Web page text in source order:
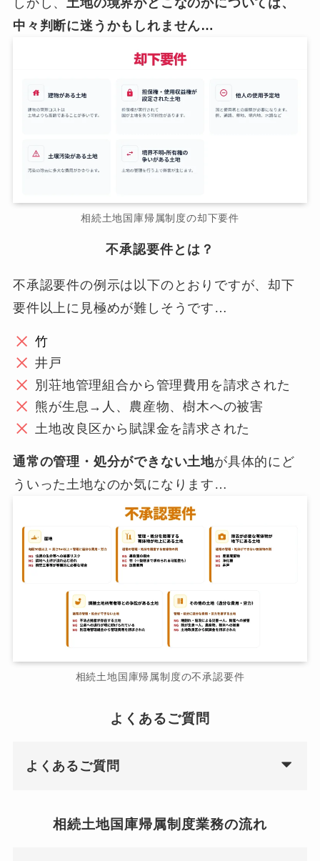
しかし、土地の境界がどこなのかについては、
中々判断に迷うかもしれません…
相続土地国庫帰属制度の却下要件
不承認要件とは？
不承認要件の例示は以下のとおりですが、却下
要件以上に見極めが難しそうです…
竹
井戸
別荘地管理組合から管理費用を請求された
熊が生息→人、農産物、樹木への被害
土地改良区から賦課金を請求された
通常の管理・処分ができない土地が具体的にど
ういった土地なのか気になります…
相続土地国庫帰属制度の不承認要件
よくあるご質問
よくあるご質問
相続土地国庫帰属制度業務の流れ